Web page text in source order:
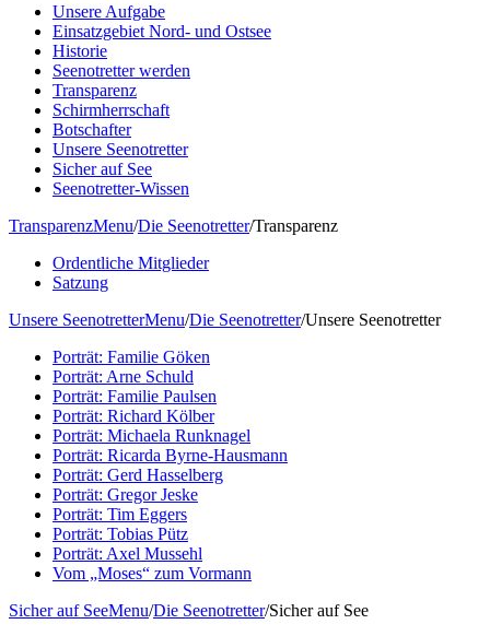
Unsere Aufgabe
Einsatzgebiet Nord- und Ostsee
Historie
Seenotretter werden
Transparenz
Schirmherrschaft
Botschafter
Unsere Seenotretter
Sicher auf See
Seenotretter-Wissen
TransparenzMenu/Die Seenotretter/Transparenz
Ordentliche Mitglieder
Satzung
Unsere SeenotretterMenu/Die Seenotretter/Unsere Seenotretter
Porträt: Familie Göken
Porträt: Arne Schuld
Porträt: Familie Paulsen
Porträt: Richard Kölber
Porträt: Michaela Runknagel
Porträt: Ricarda Byrne-Hausmann
Porträt: Gerd Hasselberg
Porträt: Gregor Jeske
Porträt: Tim Eggers
Porträt: Tobias Pütz
Porträt: Axel Mussehl
Vom „Moses“ zum Vormann
Sicher auf SeeMenu/Die Seenotretter/Sicher auf See